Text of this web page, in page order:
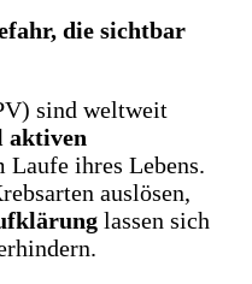
die sichtbar
sind weltweit
aktiven
ihres Lebens.
auslösen,
lassen sich